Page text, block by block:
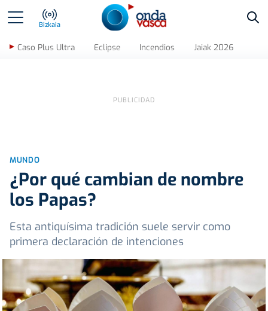
Bizkaia
Caso Plus Ultra Eclipse Incendios Jaiak 2026
MUNDO
¿Por qué cambian de nombre
los Papas?
Esta antiquísima tradición suele servir como
primera declaración de intenciones